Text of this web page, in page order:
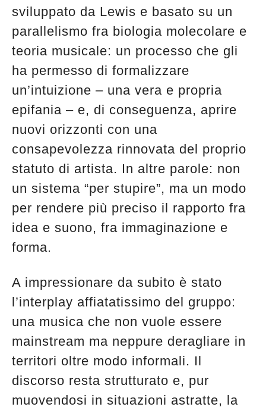
sviluppato da Lewis e basato su un
parallelismo fra biologia molecolare e
teoria musicale: un processo che gli
ha permesso di formalizzare
un’intuizione – una vera e propria
epifania – e, di conseguenza, aprire
nuovi orizzonti con una
consapevolezza rinnovata del proprio
statuto di artista. In altre parole: non
un sistema “per stupire”, ma un modo
per rendere più preciso il rapporto fra
idea e suono, fra immaginazione e
forma.
A impressionare da subito è stato
l’interplay affiatatissimo del gruppo:
una musica che non vuole essere
mainstream ma neppure deragliare in
territori oltre modo informali. Il
discorso resta strutturato e, pur
muovendosi in situazioni astratte, la